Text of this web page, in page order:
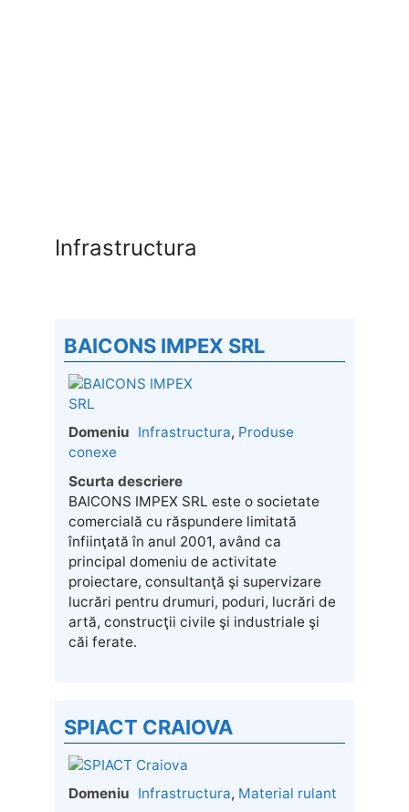
Infrastructura
BAICONS IMPEX SRL
Domeniu Infrastructura, Produse
conexe
Scurta descriere
BAICONS IMPEX SRL este o societate
comercială cu răspundere limitată
înfiinţată în anul 2001, având ca
principal domeniu de activitate
proiectare, consultanţă şi supervizare
lucrări pentru drumuri, poduri, lucrări de
artă, construcţii civile şi industriale şi
căi ferate.
SPIACT CRAIOVA
Domeniu Infrastructura, Material rulant